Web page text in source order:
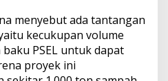
menyebut ada tantangan
kecukupan volume
PSEL untuk dapat
proyek ini